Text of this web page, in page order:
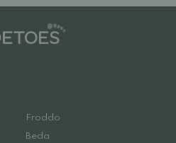
Froddo
Beda